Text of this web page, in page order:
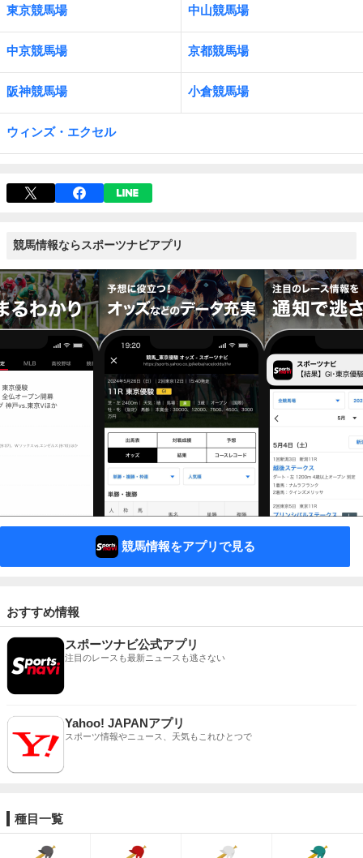
東京競馬場 中山競馬場
中京競馬場 京都競馬場
阪神競馬場 小倉競馬場
ウィンズ・エクセル
競馬情報ならスポーツナビアプリ
競馬情報をアプリで見る
おすすめ情報
スポーツナビ公式アプリ
注目のレースも最新ニュースも逃さない
Yahoo! JAPANアプリ
スポーツ情報やニュース、天気もこれひとつで
種目一覧